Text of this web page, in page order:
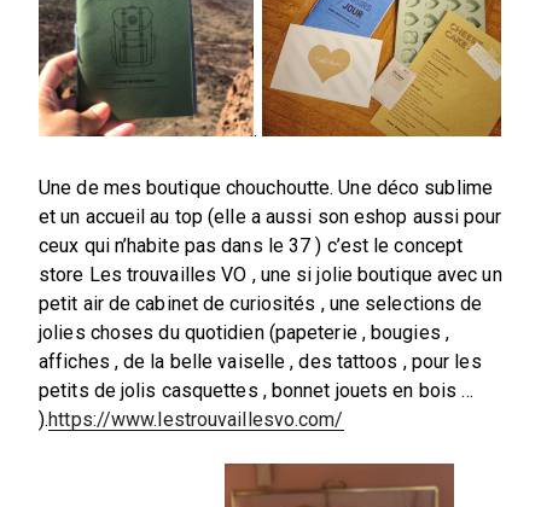
.
Une de mes boutique chouchoutte. Une déco sublime
et un accueil au top (elle a aussi son eshop aussi pour
ceux qui n’habite pas dans le 37 ) c’est le concept
store Les trouvailles VO , une si jolie boutique avec un
petit air de cabinet de curiosités , une selections de
jolies choses du quotidien (papeterie , bougies ,
affiches , de la belle vaiselle , des tattoos , pour les
petits de jolis casquettes , bonnet jouets en bois …
).https://www.lestrouvaillesvo.com/